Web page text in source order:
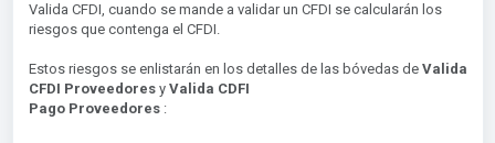
Valida CFDI, cuando se mande a validar un CFDI se calcularán los
riesgos que contenga el CFDI.
Estos riesgos se enlistarán en los detalles de las bóvedas de Valida
CFDI Proveedoresy Valida CDFI
Pago Proveedores: